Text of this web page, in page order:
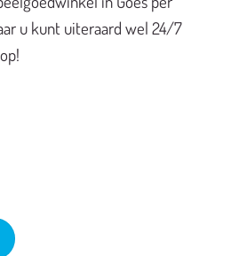
u kunt uiteraard wel 24/7